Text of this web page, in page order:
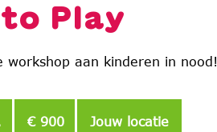
Play
workshop aan kinderen in nood!
€ 900 Jouw locatie